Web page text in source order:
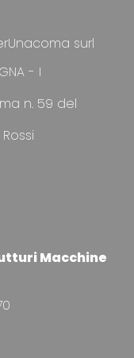
surl
- I
n. 59 del
Macchine